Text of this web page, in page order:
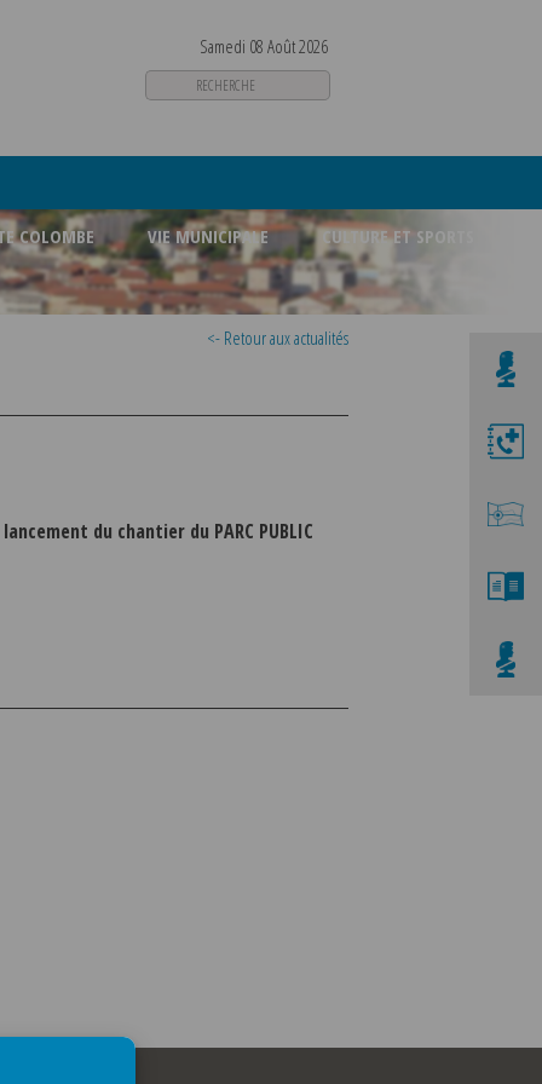
Samedi 08 Août 2026
COLOMBE VIE MUNICIPALE CULTURE ET SPORTS
<- Retour aux actualités
lancement du chantier du PARC PUBLIC